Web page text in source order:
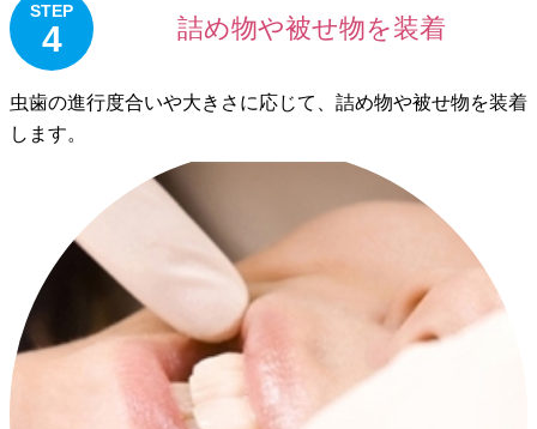
STEP
4 詰め物や被せ物を装着
虫歯の進行度合いや大きさに応じて、詰め物や被せ物を装着
します。